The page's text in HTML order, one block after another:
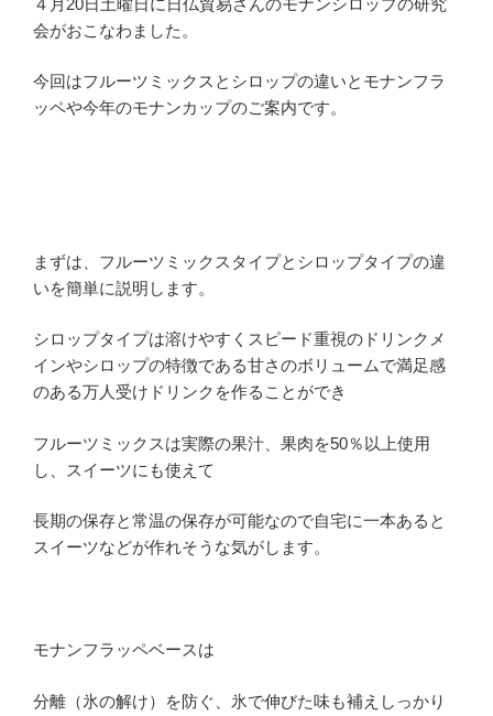
会がおこなわました。
今回はフルーツミックスとシロップの違いとモナンフラ
ッペや今年のモナンカップのご案内です。
まずは、フルーツミックスタイプとシロップタイプの違
いを簡単に説明します。
シロップタイプは溶けやすくスピード重視のドリンクメ
インやシロップの特徴である甘さのボリュームで満足感
のある万人受けドリンクを作ることができ
フルーツミックスは実際の果汁、果肉を50％以上使用
し、スイーツにも使えて
長期の保存と常温の保存が可能なので自宅に一本あると
スイーツなどが作れそうな気がします。
モナンフラッペベースは
分離（氷の解け）を防ぐ、氷で伸びた味も補えしっかり